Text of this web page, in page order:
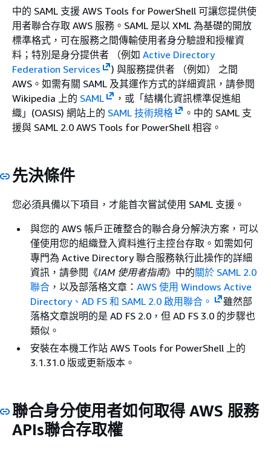
中的 SAML 支援 AWS Tools for PowerShell 可讓您提供使
用者聯合存取 AWS 服務。SAML 是以 XML 為基礎的開放
標準格式，可在服務之間傳輸使用者身分驗證和授權資
料；特別是身分提供者 （例如 Active Directory
Federation Services
) 與服務提供者 （例如） 之間
AWS。如需有關 SAML 及其運作方式的詳細資訊，請參閱
Wikipedia 上的 SAML
，或「結構化資訊標準促進組
織」(OASIS) 網站上的 SAML 技術規格
。中的 SAML 支
援與 SAML 2.0 AWS Tools for PowerShell 相容。
先決條件
您必須具備以下項目，才能首次嘗試使用 SAML 支援。
與您的 AWS 帳戶正確整合的聯合身分解決方案，可以
僅使用您的組織登入資料進行主控台存取。如需如何
專門為 Active Directory 聯合服務執行此操作的詳細
資訊，請參閱《IAM 使用者指南》中的關於 SAML 2.0
聯合 ，以及部落格文章： AWS 使用 Windows Active
Directory、AD FS 和 SAML 2.0 啟用聯合。
雖然部
落格文章說明的是 AD FS 2.0，但 AD FS 3.0 的步驟也
類似。
安裝在本機工作站 AWS Tools for PowerShell 上的
3.1.31.0 版或更新版本。
聯合身分使用者如何取得 AWS 服務
APIs聯合存取權